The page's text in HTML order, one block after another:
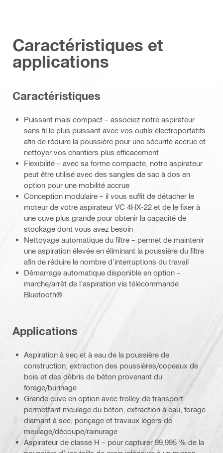
Caractéristiques et
applications
Caractéristiques
Puissant mais compact – associez notre aspirateur
sans fil le plus puissant avec vos outils électroportatifs
afin de réduire la poussière pour une sécurité accrue et
nettoyer vos chantiers plus efficacement
Flexibilité – avec sa forme compacte, notre aspirateur
peut être utilisé avec des sangles de sac à dos en
option pour une mobilité accrue
Conception modulaire – il vous suffit de détacher le
moteur de votre aspirateur VC 4HX-22 et de le fixer à
une cuve plus grande pour obtenir la capacité de
stockage dont vous avez besoin
Nettoyage automatique du filtre – permet de maintenir
une aspiration élevée en éliminant la poussière du filtre
afin de réduire le nombre d'interruptions du travail
Démarrage automatique disponible en option –
marche/arrêt de l'aspiration via télécommande
Bluetooth®
Applications
Aspiration à sec et à eau de la poussière de
construction, extraction des poussières/copeaux de
bois et des débris de béton provenant du
forage/burinage
Grande cuve en option avec trolley de transport
permettant meulage du béton, extraction à eau, forage
diamant à sec, ponçage et travaux légers de
meulage/découpe/rainurage
Aspirateur de classe H – pour capturer 99,995 % de la